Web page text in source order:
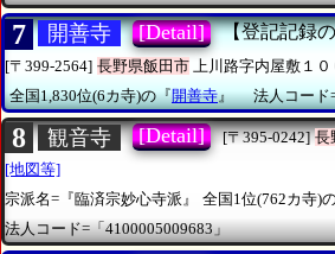
7 開善寺 [Detail] 【登記記録
[〒399-2564] 長野県飯田市 上川路字内屋敷１
全国1,830位(6カ寺)の『開善寺』 法人コード
8 観音寺 [Detail] [〒395-0242] 長
[地図等]
宗派名=『臨済宗妙心寺派』
全国1位(762カ寺)
法人コード=「4100005009683」